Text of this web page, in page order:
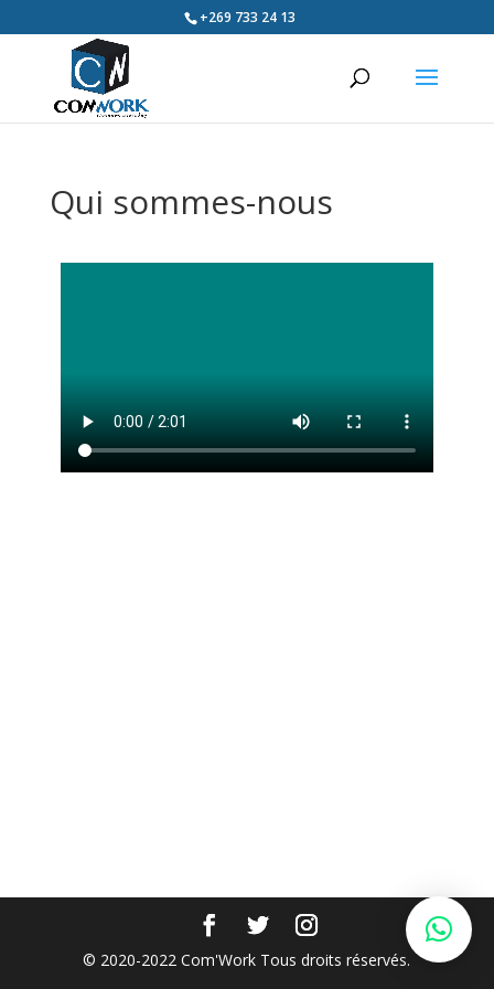
+269 733 24 13
Qui sommes-nous
© 2020-2022 Com'Work Tous droits réservés.